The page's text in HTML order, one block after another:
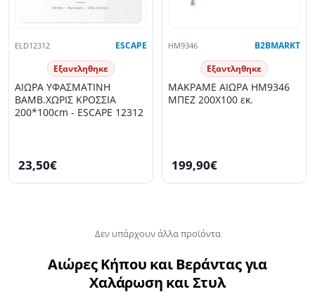
Αιώρες Κήπου και Βεράντας για
Χαλάρωση και Στυλ
ELD12312 ESCAPE
Εξαντληθηκε
ΑΙΩΡΑ ΥΦΑΣΜΑΤΙΝΗ
ΒΑΜΒ.ΧΩΡΙΣ ΚΡΟΣΣΙΑ
200*100cm - ESCAPE 12312
23,50€
HM9346 B2BMARKT
Εξαντληθηκε
ΜΑΚΡΑΜΕ ΑΙΩΡΑ HM9346
ΜΠΕΖ 200Χ100 εκ.
199,90€
Δεν υπάρχουν άλλα προϊόντα